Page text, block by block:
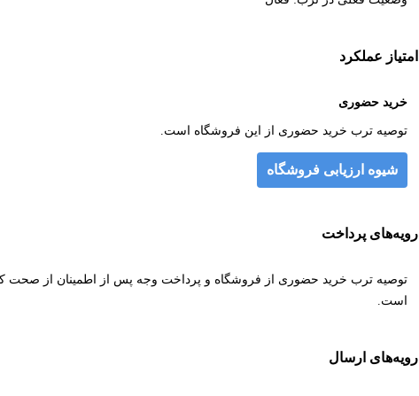
امتیاز عملکرد
خرید حضوری
توصیه ترب خرید حضوری از این فروشگاه است.
شیوه ارزیابی فروشگاه
رویه‌های پرداخت
توصیه ترب خرید حضوری از فروشگاه و پرداخت وجه پس از اطمینان از صحت
است.
رویه‌های ارسال